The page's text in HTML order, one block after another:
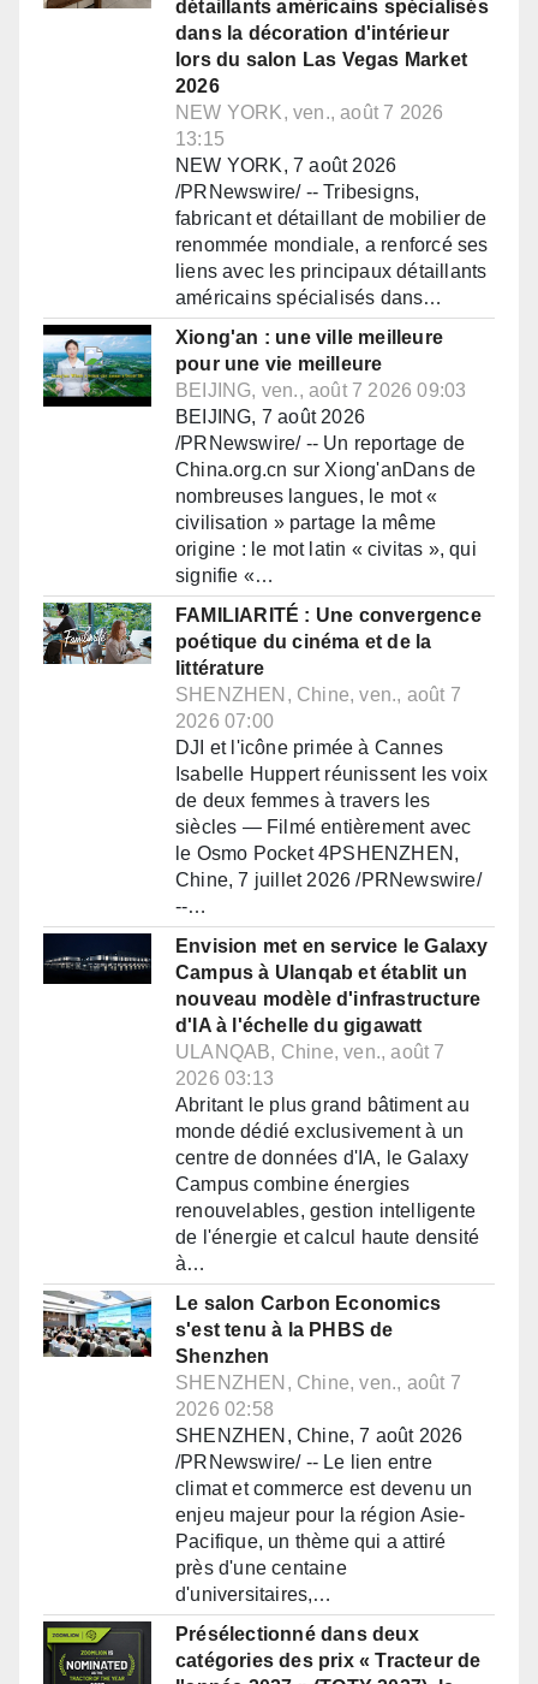
détaillants américains spécialisés
dans la décoration d'intérieur
lors du salon Las Vegas Market
2026
NEW YORK, ven., août 7 2026
13:15
NEW YORK, 7 août 2026
/PRNewswire/ -- Tribesigns,
fabricant et détaillant de mobilier de
renommée mondiale, a renforcé ses
liens avec les principaux détaillants
américains spécialisés dans…
Xiong'an : une ville meilleure
pour une vie meilleure
BEIJING, ven., août 7 2026 09:03
BEIJING, 7 août 2026
/PRNewswire/ -- Un reportage de
China.org.cn sur Xiong'anDans de
nombreuses langues, le mot «
civilisation » partage la même
origine : le mot latin « civitas », qui
signifie «…
FAMILIARITÉ : Une convergence
poétique du cinéma et de la
littérature
SHENZHEN, Chine, ven., août 7
2026 07:00
DJI et l'icône primée à Cannes
Isabelle Huppert réunissent les voix
de deux femmes à travers les
siècles — Filmé entièrement avec
le Osmo Pocket 4PSHENZHEN,
Chine, 7 juillet 2026 /PRNewswire/
--…
Envision met en service le Galaxy
Campus à Ulanqab et établit un
nouveau modèle d'infrastructure
d'IA à l'échelle du gigawatt
ULANQAB, Chine, ven., août 7
2026 03:13
Abritant le plus grand bâtiment au
monde dédié exclusivement à un
centre de données d'IA, le Galaxy
Campus combine énergies
renouvelables, gestion intelligente
de l'énergie et calcul haute densité
à…
Le salon Carbon Economics
s'est tenu à la PHBS de
Shenzhen
SHENZHEN, Chine, ven., août 7
2026 02:58
SHENZHEN, Chine, 7 août 2026
/PRNewswire/ -- Le lien entre
climat et commerce est devenu un
enjeu majeur pour la région Asie-
Pacifique, un thème qui a attiré
près d'une centaine
d'universitaires,…
Présélectionné dans deux
catégories des prix « Tracteur de